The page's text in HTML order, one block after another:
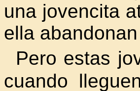
una jovencita
ella
Pero estas
cuando